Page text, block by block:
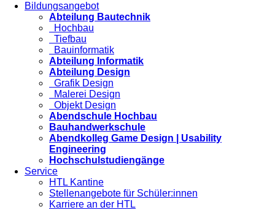
Bildungsangebot
Abteilung Bautechnik
Hochbau
Tiefbau
Bauinformatik
Abteilung Informatik
Abteilung Design
Grafik Design
Malerei Design
Objekt Design
Abendschule Hochbau
Bauhandwerkschule
Abendkolleg Game Design | Usability
Engineering
Hochschulstudiengänge
Service
HTL Kantine
Stellenangebote für Schüler:innen
Karriere an der HTL